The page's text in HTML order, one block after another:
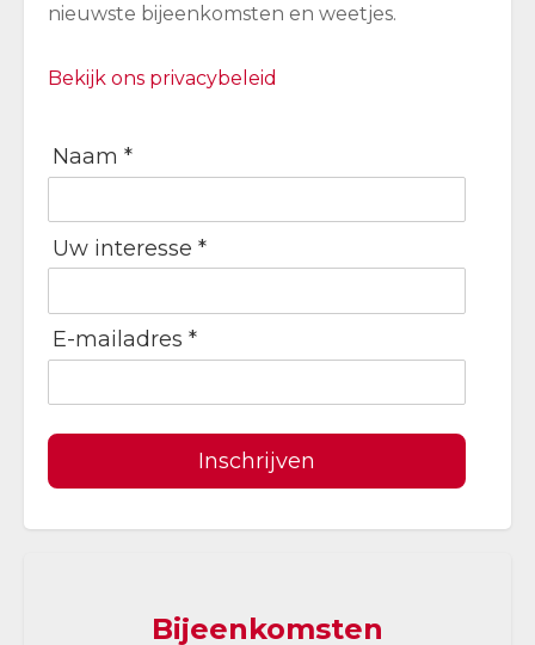
nieuwste bijeenkomsten en weetjes.
Bekijk ons privacybeleid
Naam *
Uw interesse *
E-mailadres *
Inschrijven
Bijeenkomsten